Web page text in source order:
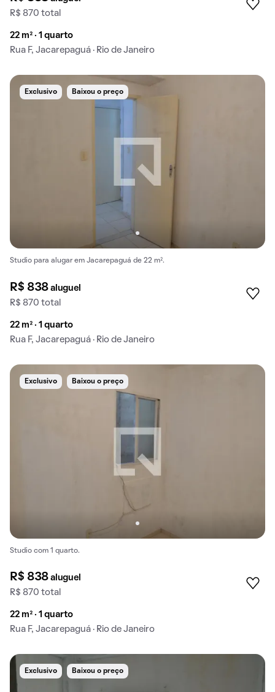
R$ 870 total
22 m² · 1 quarto
Rua F, Jacarepaguá · Rio de Janeiro
Exclusivo Baixou o preço
Studio para alugar em Jacarepaguá de 22 m².
R$ 838aluguel
R$ 870 total
22 m² · 1 quarto
Rua F, Jacarepaguá · Rio de Janeiro
Exclusivo Baixou o preço
Studio com 1 quarto.
R$ 838aluguel
R$ 870 total
22 m² · 1 quarto
Rua F, Jacarepaguá · Rio de Janeiro
Exclusivo Baixou o preço